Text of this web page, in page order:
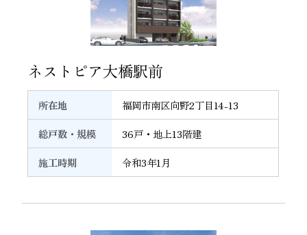
ネストピア大橋駅前 32
所在地
福岡市南区向野2丁目14-13
総戸数・規模
36戸・地上13階建
施工時期
令和3年1月